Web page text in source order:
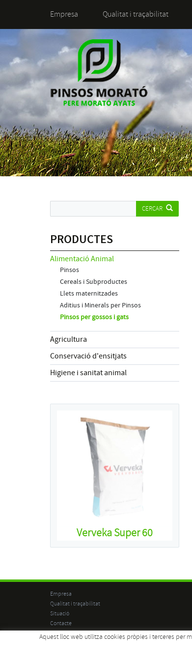
Empresa Qualitat i traçabilitat
CERCAR
PRODUCTES
Alimentació Animal
Pinsos
Cereals i Subproductes
Llets maternitzades
Aditius i Minerals per Pinsos
Pinsos per gossos i gats
Agricultura
Conservació d'ensitjats
Higiene i sanitat animal
Verveka Super 60
Empresa
Qualitat i traçabilitat
Situació
Contacte
Aquest lloc web utilitza cookies pròpies i terceres per